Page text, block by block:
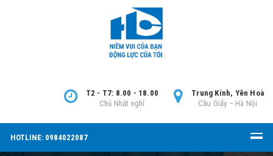
Trung Kính, Yên Hoà
Cầu Giấy – Hà Nội
T2 - T7: 8.00 - 18.00
Chủ Nhật nghỉ
HOTLINE: 0984022087